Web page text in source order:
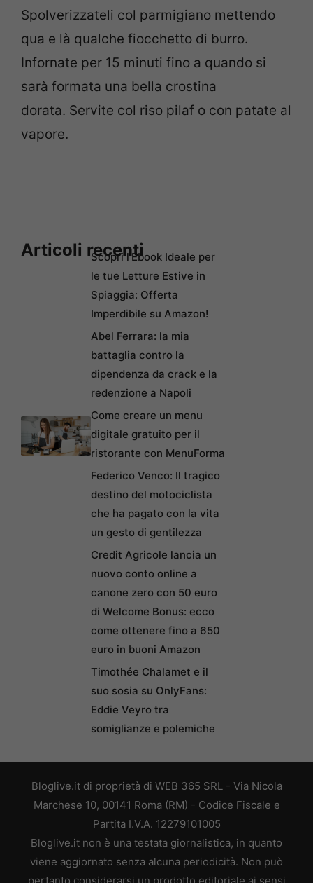
Spolverizzateli col parmigiano mettendo
qua e là qualche fiocchetto di burro.
Infornate per 15 minuti fino a quando si
sarà formata una bella crostina
dorata. Servite col riso pilaf o con patate al
vapore.
Articoli recentiScopri l’Ebook Ideale per
le tue Letture Estive in
Spiaggia: Offerta
Imperdibile su Amazon!
Abel Ferrara: la mia
battaglia contro la
dipendenza da crack e la
redenzione a Napoli
Come creare un menu
digitale gratuito per il
ristorante con MenuForma
Federico Venco: Il tragico
destino del motociclista
che ha pagato con la vita
un gesto di gentilezza
Credit Agricole lancia un
nuovo conto online a
canone zero con 50 euro
di Welcome Bonus: ecco
come ottenere fino a 650
euro in buoni Amazon
Timothée Chalamet e il
suo sosia su OnlyFans:
Eddie Veyro tra
somiglianze e polemiche
Bloglive.it di proprietà di WEB 365 SRL - Via Nicola
Marchese 10, 00141 Roma (RM) - Codice Fiscale e
Partita I.V.A. 12279101005
Bloglive.it non è una testata giornalistica, in quanto
viene aggiornato senza alcuna periodicità. Non può